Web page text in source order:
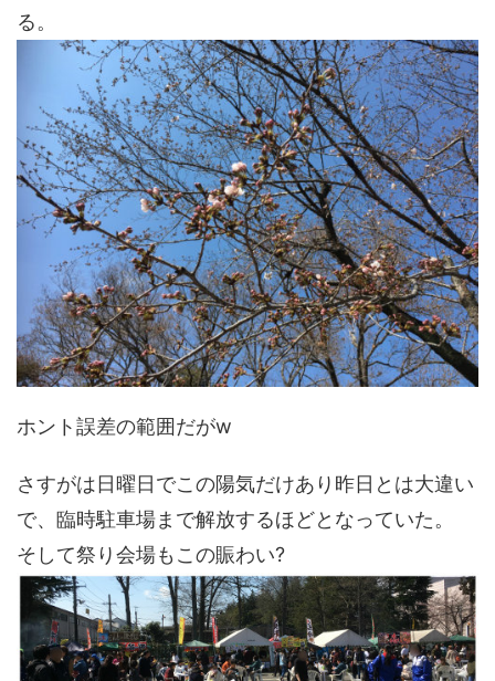
る。
ホント誤差の範囲だがw
さすがは日曜日でこの陽気だけあり昨日とは大違い
で、臨時駐車場まで解放するほどとなっていた。
そして祭り会場もこの賑わい?